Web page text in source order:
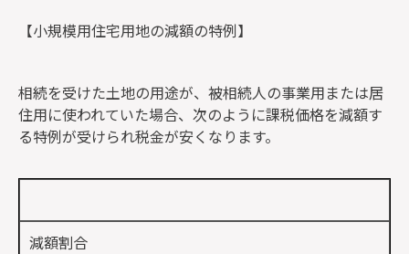
【小規模用住宅用地の減額の特例】
相続を受けた土地の用途が、被相続人の事業用または居
住用に使われていた場合、次のように課税価格を減額す
る特例が受けられ税金が安くなります。
減額割合